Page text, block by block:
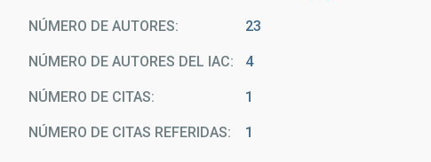
NÚMERO DE AUTORES 23
NÚMERO DE AUTORES DEL IAC 4
NÚMERO DE CITAS 1
NÚMERO DE CITAS REFERIDAS 1